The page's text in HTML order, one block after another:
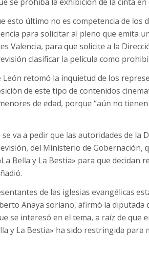
esto último no es competencia de los
para solicitar al pleno que emita
Valencia, para que solicite a la
clasificar la película como
León retomó la inquietud de los
de este tipo de contenidos
de edad, porque “aún no
va a pedir que las autoridades de la
del Ministerio de Gobernación,
Bella y La Bestia» para que decidan
de las iglesias evangélicas
Anaya soriano, afirmó la diputada
se interesó en el tema, a raíz de que
y La Bestia» ha sido restringida